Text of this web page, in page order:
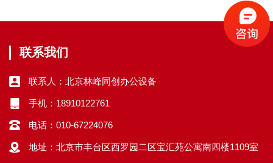
联系我们
联系人：北京林峰同创办公设备
手机：18910122761
电话：010-67224076
地址：北京市丰台区西罗园二区宝汇苑公寓南四楼1109室